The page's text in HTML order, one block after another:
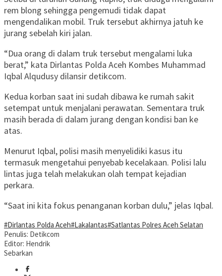
rem blong sehingga pengemudi tidak dapat
mengendalikan mobil. Truk tersebut akhirnya jatuh ke
jurang sebelah kiri jalan.
“Dua orang di dalam truk tersebut mengalami luka
berat,” kata Dirlantas Polda Aceh Kombes Muhammad
Iqbal Alqudusy dilansir detikcom.
Kedua korban saat ini sudah dibawa ke rumah sakit
setempat untuk menjalani perawatan. Sementara truk
masih berada di dalam jurang dengan kondisi ban ke
atas.
Menurut Iqbal, polisi masih menyelidiki kasus itu
termasuk mengetahui penyebab kecelakaan. Polisi lalu
lintas juga telah melakukan olah tempat kejadian
perkara.
“Saat ini kita fokus penanganan korban dulu,” jelas Iqbal.
#Dirlantas Polda Aceh#Lakalantas#Satlantas Polres Aceh Selatan
Penulis: Detikcom
Editor: Hendrik
Sebarkan